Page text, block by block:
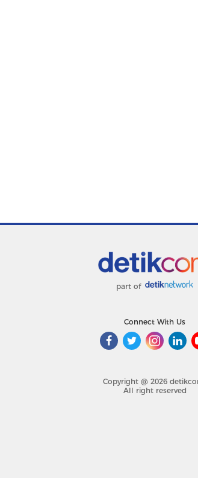
part of
Connect With Us
Copyright @ 2026
All right reserved